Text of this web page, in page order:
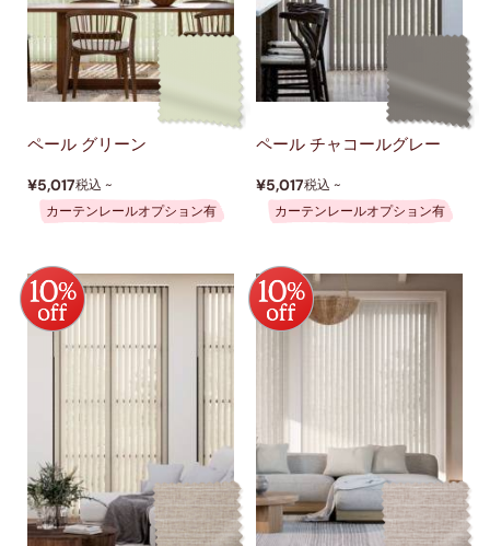
ペール グリーン
¥5,017税込 ~
カーテンレールオプション有
ペール チャコールグレー
¥5,017税込 ~
カーテンレールオプション有